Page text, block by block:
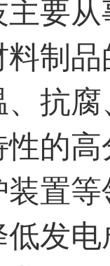
主要
制
抗
的
置
发